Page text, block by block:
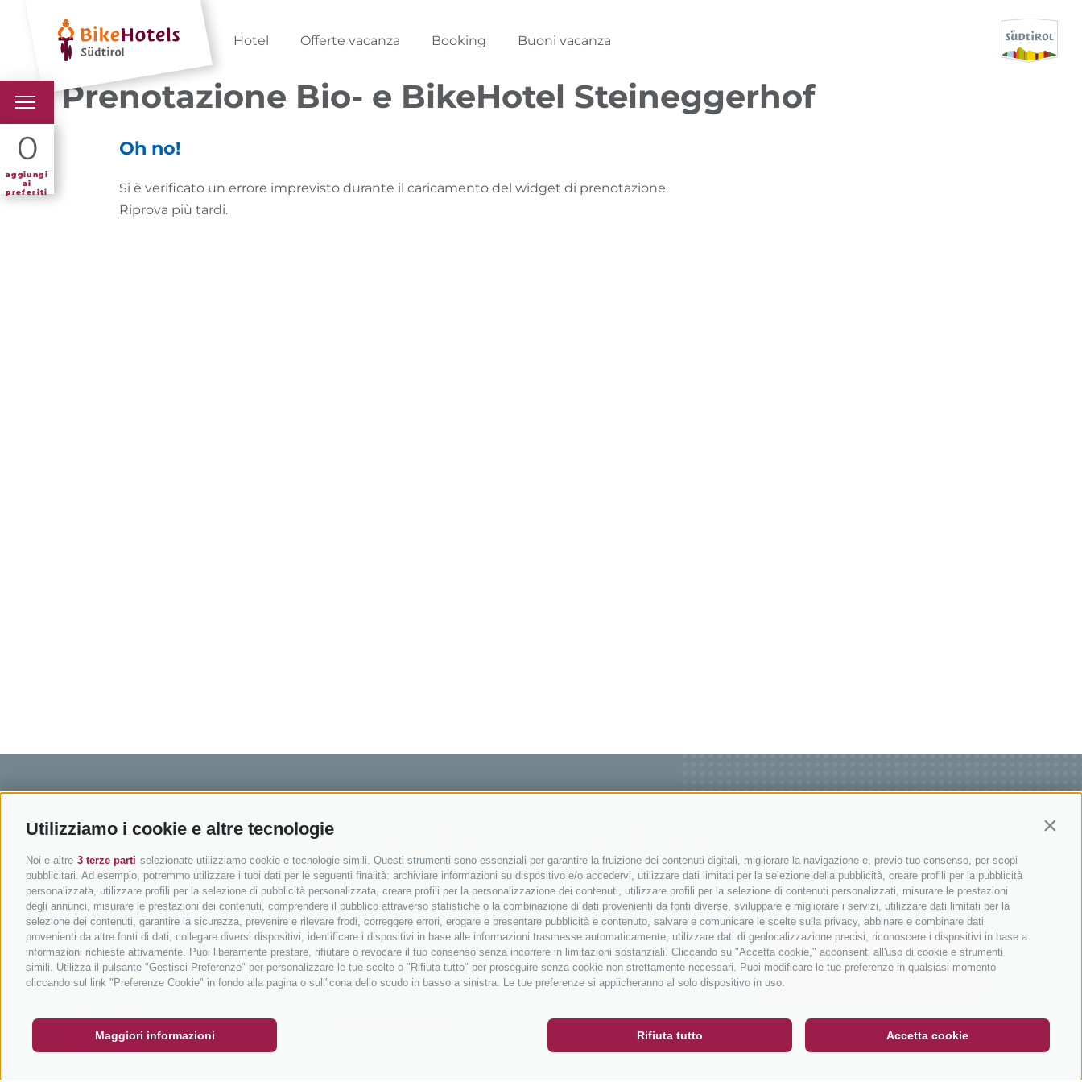
Utilizziamo i cookie e altre tecnologie
Noi e altre 3 terze parti selezionate utilizziamo cookie e tecnologie simili. Questi strumenti sono essenziali per garantire la fruizione dei contenuti digitali, migliorare la navigazione e, previo tuo consenso, per scopi
pubblicitari. Ad esempio, potremmo utilizzare i tuoi dati per le seguenti finalità: archiviare informazioni su dispositivo e/o accedervi, utilizzare dati limitati per la selezione della pubblicità, creare profili per la pubblicità
personalizzata, utilizzare profili per la selezione di pubblicità personalizzata, creare profili per la personalizzazione dei contenuti, utilizzare profili per la selezione di contenuti personalizzati, misurare le prestazioni
degli annunci, misurare le prestazioni dei contenuti, comprendere il pubblico attraverso statistiche o la combinazione di dati provenienti da fonti diverse, sviluppare e migliorare i servizi, utilizzare dati limitati per la
selezione dei contenuti, garantire la sicurezza, prevenire e rilevare frodi, correggere errori, erogare e presentare pubblicità e contenuto, salvare e comunicare le scelte sulla privacy, abbinare e combinare dati
provenienti da altre fonti di dati, collegare diversi dispositivi, identificare i dispositivi in base alle informazioni trasmesse automaticamente, utilizzare dati di geolocalizzazione precisi, riconoscere i dispositivi in base a
informazioni richieste attivamente. Puoi liberamente prestare, rifiutare o revocare il tuo consenso senza incorrere in limitazioni sostanziali. Cliccando su "Accetta cookie," acconsenti all'uso di cookie e strumenti
simili. Utilizza il pulsante "Gestisci Preferenze" per personalizzare le tue scelte o "Rifiuta tutto" per proseguire senza cookie non strettamente necessari. Puoi modificare le tue preferenze in qualsiasi momento
cliccando sul link "Preferenze Cookie" in fondo alla pagina o sull'icona dello scudo in basso a sinistra. Le tue preferenze si applicheranno al solo dispositivo in uso.
Accetta cookie
Rifiuta tutto
Maggiori informazioni
Hotel Offerte vacanza Booking Buoni vacanza
0
aggiungi
ai
preferiti
BIKEHOTELS
HOTELS & PACCHETTI
TOUR & TERRITORI
BUONO FAQ - GARANZIA DI QUALITÀ NEWSLETTER SOCIAL WALL METEO
Prenotazione Bio- e BikeHotel Steineggerhof
Oh no!
Si è verificato un errore imprevisto durante il caricamento del widget di prenotazione.
Riprova più tardi.
BIKEHOTELS SÜDTIROL
Hotel & pacchetti
Pacchetti vacanze
Buoni vacanza
Hot Deals
Bike & Work
IN BICI IN ALTO ADIGE
Mountainbiking in Alto Adige
In bici da corsa in Alto Adige
Ciclabili in Alto Adige
Scuole bike
Tutti i tour
Contatto
Come arrivare
Meteo
Eventi
Catalogo
NEWSLETTER